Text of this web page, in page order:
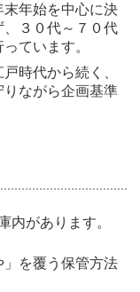
年始を中心に決
３０代～７０代
ています。
時代から続く、
ながら企画基準
内があります。
を覆う保管方法